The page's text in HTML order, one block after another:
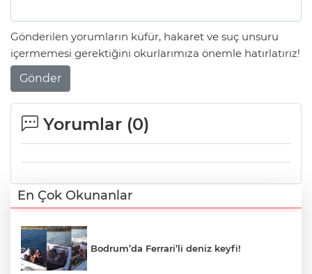
Gönderilen yorumların küfür, hakaret ve suç unsuru
içermemesi gerektiğini okurlarımıza önemle hatırlatırız!
Gönder
Yorumlar (0)
En Çok Okunanlar
Bodrum’da Ferrari’li deniz keyfi!